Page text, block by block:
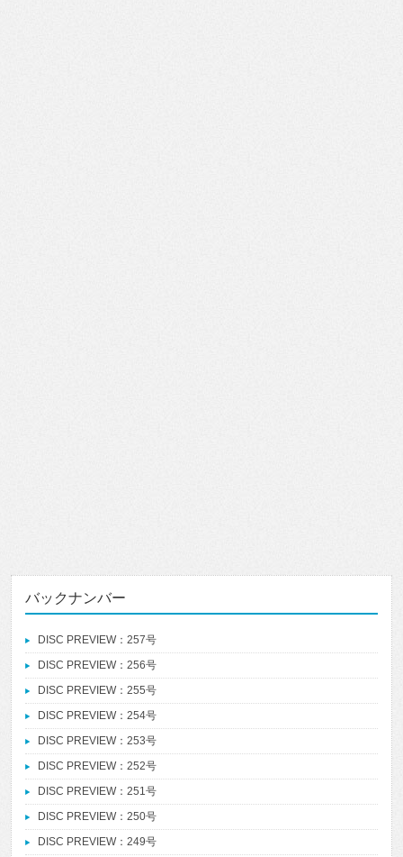
バックナンバー
DISC PREVIEW：257号
DISC PREVIEW：256号
DISC PREVIEW：255号
DISC PREVIEW：254号
DISC PREVIEW：253号
DISC PREVIEW：252号
DISC PREVIEW：251号
DISC PREVIEW：250号
DISC PREVIEW：249号